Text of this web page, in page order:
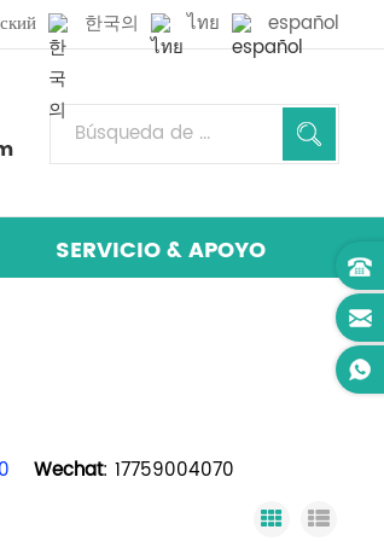
한국의 ไทย español
SERVICIO & APOYO
Wechat: 17759004070
Grid View